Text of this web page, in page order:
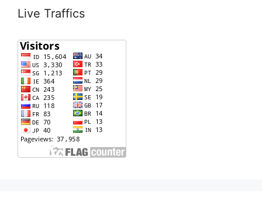
Live Traffics